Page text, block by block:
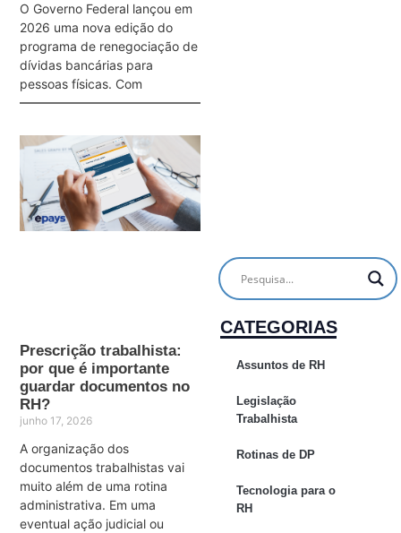
O Governo Federal lançou em
2026 uma nova edição do
programa de renegociação de
dívidas bancárias para
pessoas físicas. Com
Prescrição trabalhista:
por que é importante
guardar documentos no
RH?
junho 17, 2026
A organização dos
documentos trabalhistas vai
muito além de uma rotina
administrativa. Em uma
eventual ação judicial ou
CATEGORIAS
Assuntos de RH
Legislação
Trabalhista
Rotinas de DP
Tecnologia para o
RH